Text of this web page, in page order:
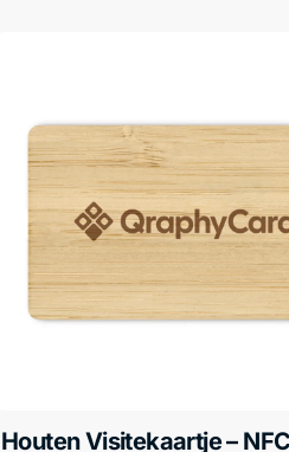
Houten Visitekaartje –